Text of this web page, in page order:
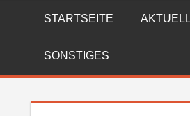
FREIWILLIGE
FEUERWEHR
STARTSEITE
SONSTIGES